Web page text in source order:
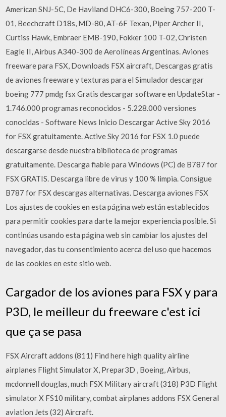
American SNJ-5C, De Haviland DHC6-300, Boeing 757-200 T-
01, Beechcraft D18s, MD-80, AT-6F Texan, Piper Archer II,
Curtiss Hawk, Embraer EMB-190, Fokker 100 T-02, Christen
Eagle II, Airbus A340-300 de Aerolíneas Argentinas. Aviones
freeware para FSX, Downloads FSX aircraft, Descargas gratis
de aviones freeware y texturas para el Simulador descargar
boeing 777 pmdg fsx Gratis descargar software en UpdateStar -
1.746.000 programas reconocidos - 5.228.000 versiones
conocidas - Software News Inicio Descargar Active Sky 2016
for FSX gratuitamente. Active Sky 2016 for FSX 1.0 puede
descargarse desde nuestra biblioteca de programas
gratuitamente. Descarga fiable para Windows (PC) de B787 for
FSX GRATIS. Descarga libre de virus y 100 % limpia. Consigue
B787 for FSX descargas alternativas. Descarga aviones FSX
Los ajustes de cookies en esta página web están establecidos
para permitir cookies para darte la mejor experiencia posible. Si
continúas usando esta página web sin cambiar los ajustes del
navegador, das tu consentimiento acerca del uso que hacemos
de las cookies en este sitio web.
Cargador de los aviones para FSX y para
P3D, le meilleur du freeware c'est ici
que ça se pasa
FSX Aircraft addons (811) Find here high quality airline
airplanes Flight Simulator X, Prepar3D , Boeing, Airbus,
mcdonnell douglas, much FSX Military aircraft (318) P3D Flight
simulator X FS10 military, combat airplanes addons FSX General
aviation Jets (32) Aircraft.